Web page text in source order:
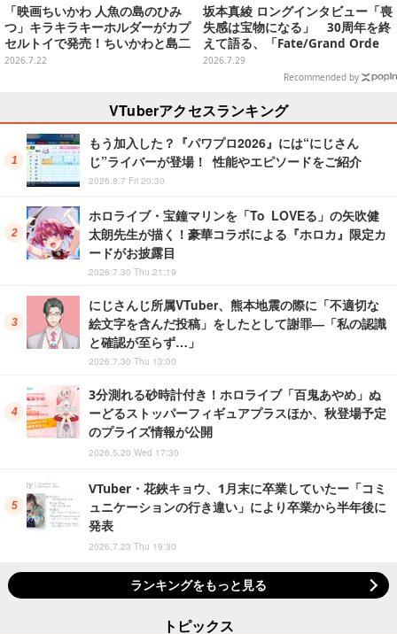
「映画ちいかわ 人魚の島のひみ
つ」キラキラキーホルダーがカプ
セルトイで発売！ちいかわと島二
郎など全8種、2個セットのスペシ
2026.7.22
坂本真綾 ロングインタビュー「喪
失感は宝物になる」 30周年を終
えて語る、「Fate/Grand Orde
r」11年の軌跡とベストアルバム
2026.7.29
Recommended by
VTuberアクセスランキング
もう加入した？『パワプロ2026』には“にじさん
じ”ライバーが登場！ 性能やエピソードをご紹介
2026.8.7 Fri 20:30
ホロライブ・宝鐘マリンを「To LOVEる」の矢吹健
太朗先生が描く！豪華コラボによる『ホロカ』限定カ
ードがお披露目
2026.7.30 Thu 21:19
にじさんじ所属VTuber、熊本地震の際に「不適切な
絵文字を含んだ投稿」をしたとして謝罪―「私の認識
と確認が至らず…」
2026.7.30 Thu 13:00
3分測れる砂時計付き！ホロライブ「百鬼あやめ」ぬ
ーどるストッパーフィギュアプラスほか、秋登場予定
のプライズ情報が公開
2026.5.20 Wed 17:30
VTuber・花鋏キョウ、1月末に卒業していたー「コミ
ュニケーションの行き違い」により卒業から半年後に
発表
2026.7.23 Thu 19:30
ランキングをもっと見る
トピックス